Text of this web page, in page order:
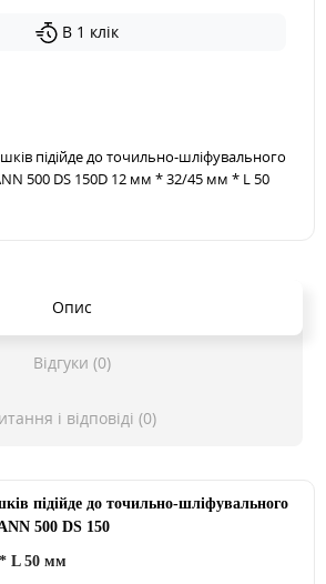
В 1 клік
підійде до точильно-шліфувального
500 DS 150D 12 мм * 32/45 мм * L 50
Опис
Відгуки (0)
і відповіді (0)
підійде до точильно-шліфувального
500 DS 150
L 50 мм